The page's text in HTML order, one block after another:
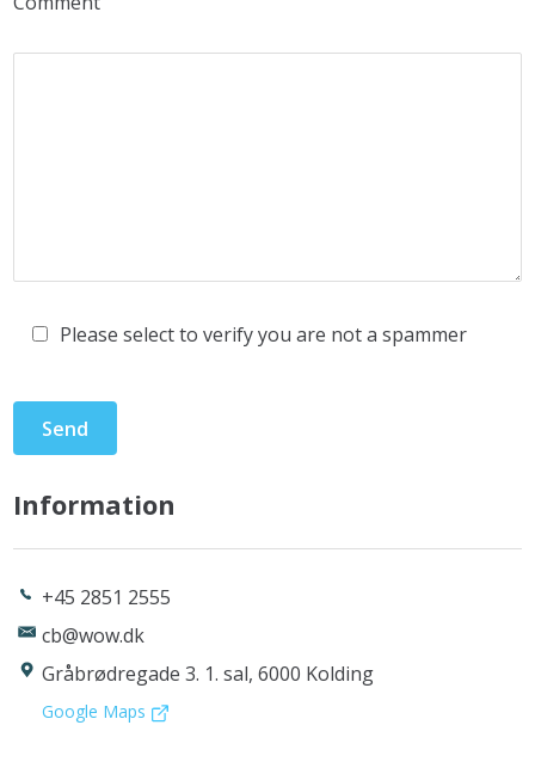
Please select to verify you are not a spammer
Information
+45 2851 2555
cb@wow.dk
Gråbrødregade 3. 1. sal, 6000 Kolding
Google Maps